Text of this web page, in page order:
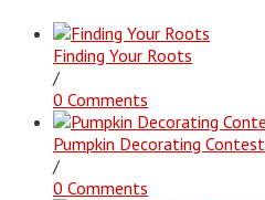
Finding Your Roots
/
0 Comments
Pumpkin Decorating Contest
/
0 Comments